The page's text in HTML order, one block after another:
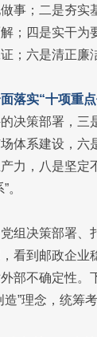
事；二是夯
；四是实干
；六是清正廉
落实“十项重点
决策部署，
体系建设，
力，八是坚
。
组决策部署、
看到邮政企
部不确定性。
”理念，统筹